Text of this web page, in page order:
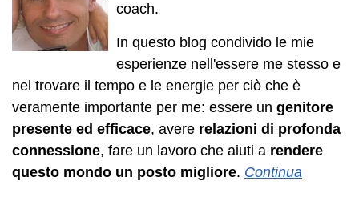
coach.
In questo blog condivido le mie
esperienze nell'essere me stesso e
nel trovare il tempo e le energie per ciò che è
veramente importante per me: essere un genitore
presente ed efficace, avere relazioni di profonda
connessione, fare un lavoro che aiuti a rendere
questo mondo un posto migliore. Continua